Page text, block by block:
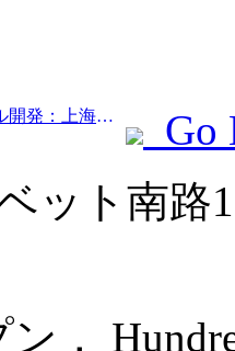
Prev:2026年の世界のホテル開発：上海が新規客室増設で首位
Go
ット南路
，